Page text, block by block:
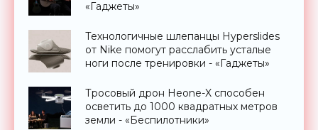
«Гаджеты»
Технологичные шлепанцы Hyperslides
от Nike помогут расслабить усталые
ноги после тренировки - «Гаджеты»
Тросовый дрон Heone-X способен
осветить до 1000 квадратных метров
земли - «Беспилотники»